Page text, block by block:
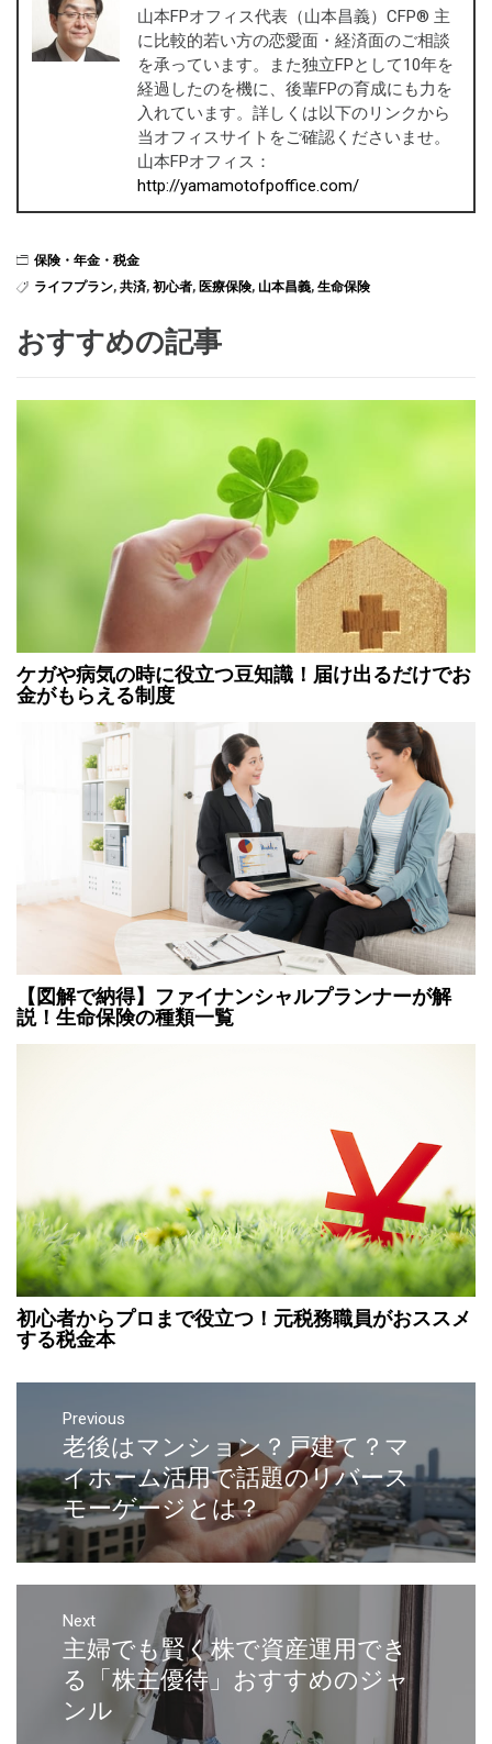
山本FPオフィス代表（山本昌義）CFP® 主
に比較的若い方の恋愛面・経済面のご相談
を承っています。また独立FPとして10年を
経過したのを機に、後輩FPの育成にも力を
入れています。詳しくは以下のリンクから
当オフィスサイトをご確認くださいませ。
山本FPオフィス：
http://yamamotofpoffice.com/
保険・年金・税金
ライフプラン, 共済, 初心者, 医療保険, 山本昌義, 生命保険
おすすめの記事
ケガや病気の時に役立つ豆知識！届け出るだけでお
金がもらえる制度
【図解で納得】ファイナンシャルプランナーが解
説！生命保険の種類一覧
初心者からプロまで役立つ！元税務職員がおススメ
する税金本
Previous
老後はマンション？戸建て？マ
イホーム活用で話題のリバース
モーゲージとは？
Next
主婦でも賢く株で資産運用でき
る「株主優待」おすすめのジャ
ンル